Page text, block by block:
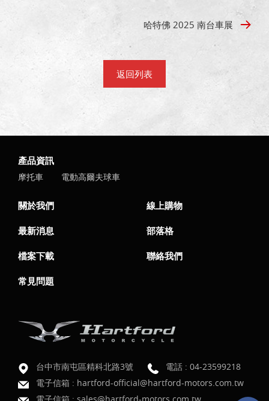
哈特佛 2025 南台車展
返回列表
產品資訊
摩托車 電動高爾夫球車
關於我們 線上購物
最新消息 部落格
檔案下載 聯絡我們
常見問題
台中市南屯區精科北路3號 電話 : 04-23599218
電子信箱 : hartford-official@hartford-motors.com.tw